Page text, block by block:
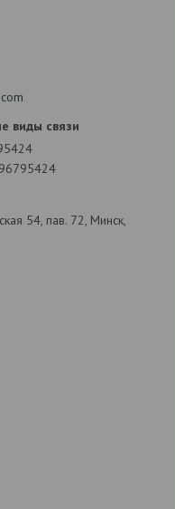
54, пав. 72, Минск,